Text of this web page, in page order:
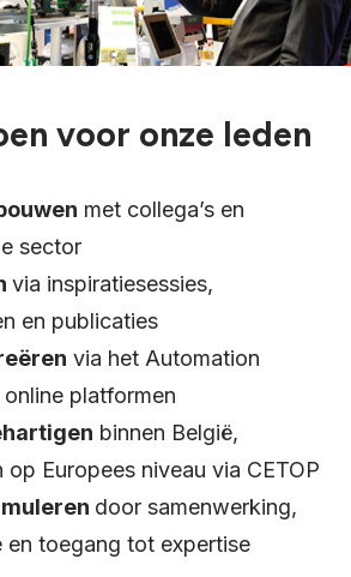
voor onze leden
met collega’s en
sector
via inspiratiesessies,
en publicaties
via het Automation
platformen
binnen België,
op Europees niveau via CETOP
door samenwerking,
en toegang tot expertise